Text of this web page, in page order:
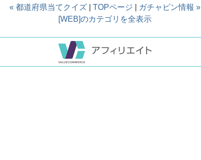
« 都道府県当てクイズ| TOPページ
ガチャピン情報 »
[WEB]のカテゴリを全表示